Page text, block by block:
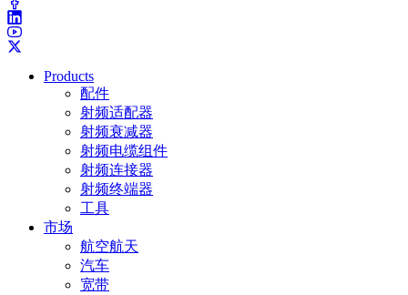
Products
配件
射频适配器
射频衰减器
射频电缆组件
射频连接器
射频终端器
工具
市场
航空航天
汽车
宽带